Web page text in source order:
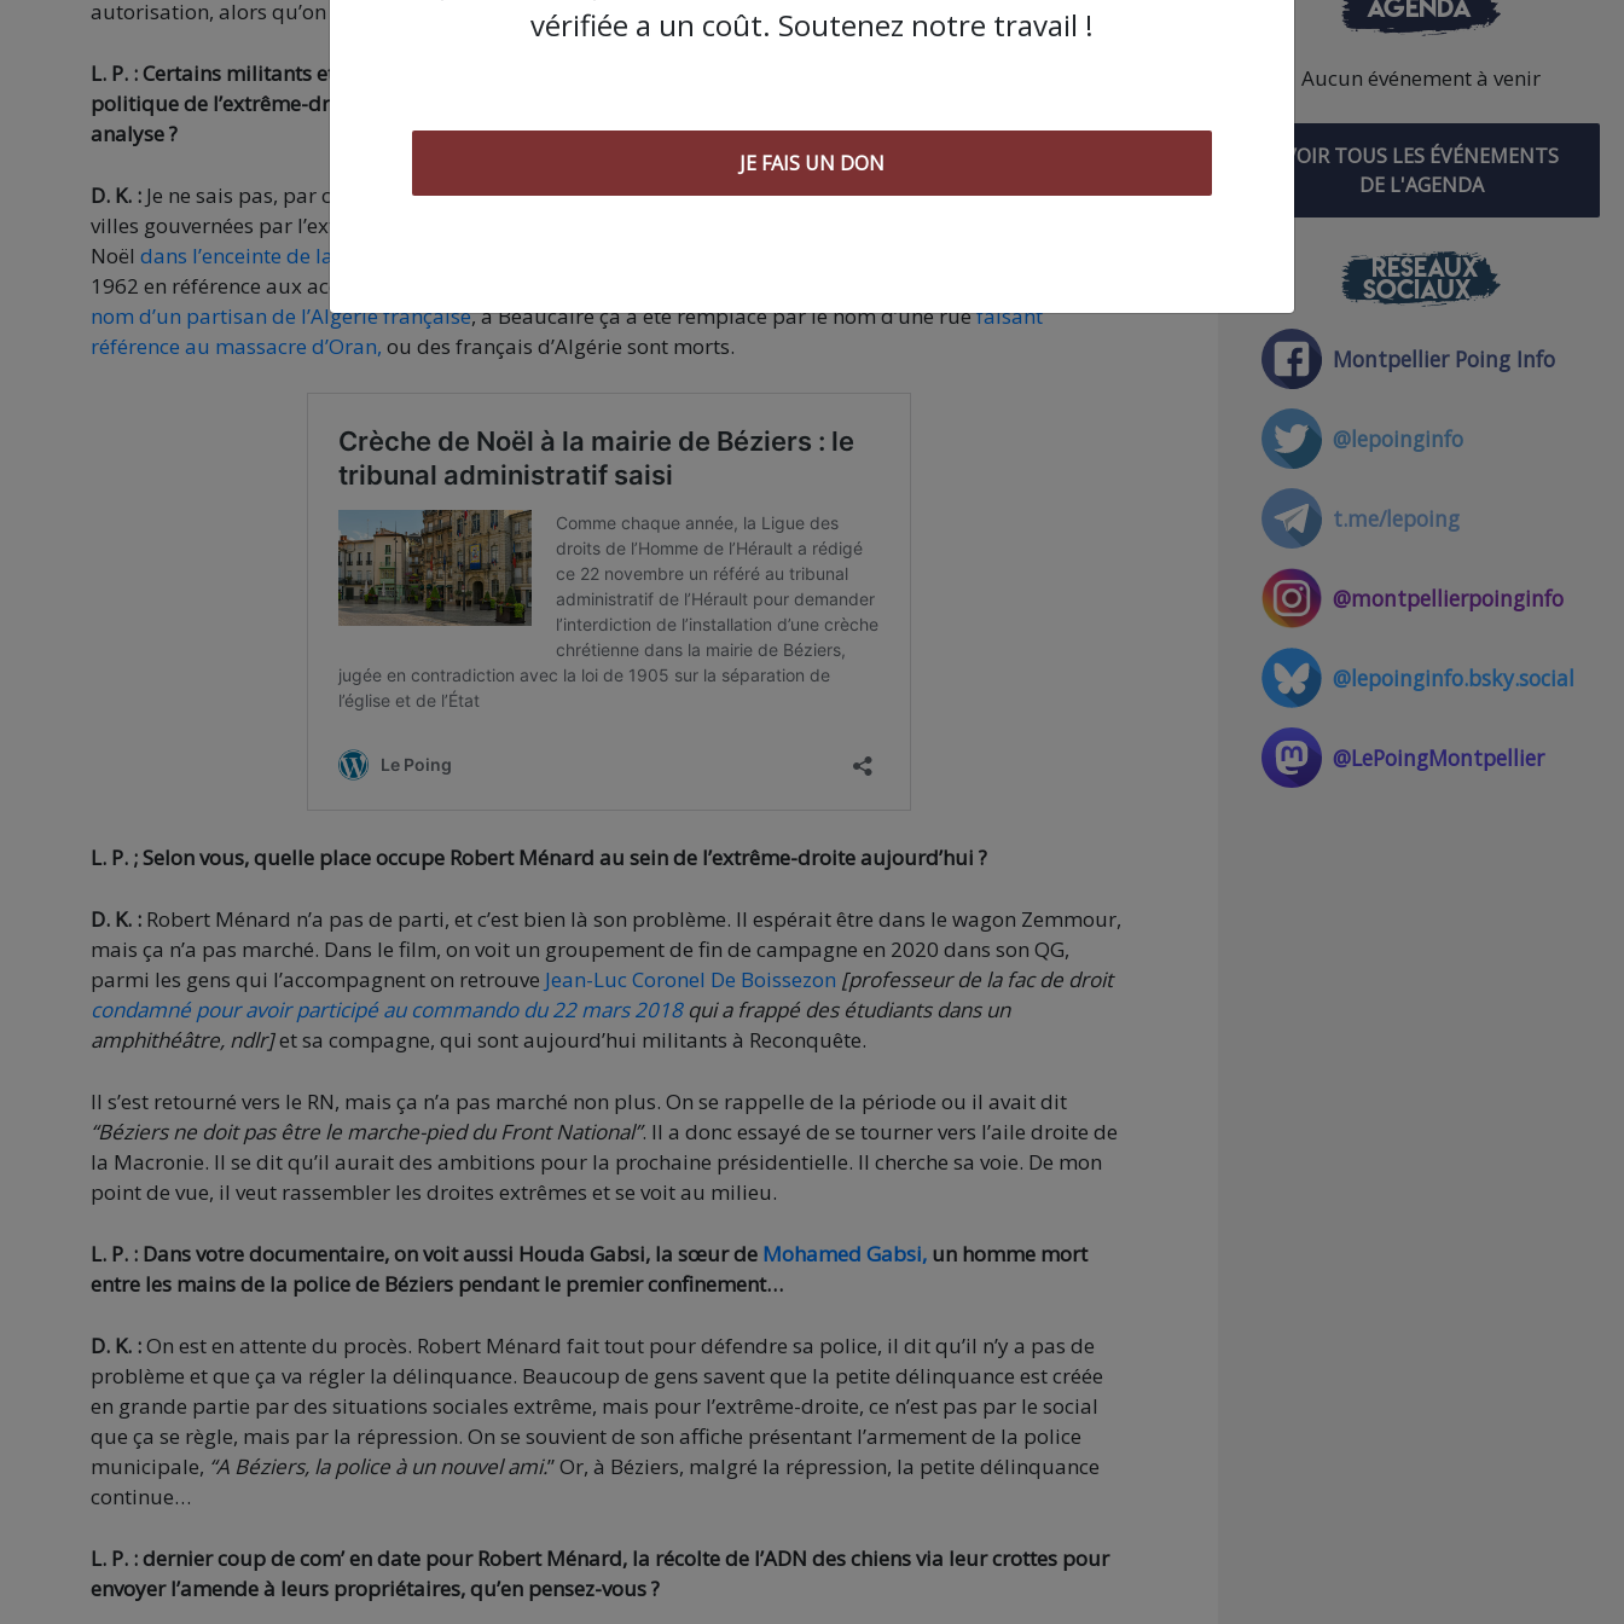
autorisation, alors qu’on a pas besoin d’autorisation pour filmer dans l’espace public.
L. P. : Certains militants et observateurs parlent de Béziers comme un laboratoire d’expérimentation
politique de l’extrême-droite en vue d’une éventuelle arrivée au pouvoir en 2027. Que pensez-vous de cette
analyse ?
D. K. : Je ne sais pas, par contre on s’aperçoit que ce qu’il se passe à Béziers se retrouve aussi dans d’autres
villes gouvernées par l’extrême-droite comme Perpignan ou
Noël dans l’enceinte de la mairie
1962 en référence aux accords d’Evian marquant la fin de la guerre d’Algérie. Ménard l’a remplacé par
nom d’un partisan de l’Algérie française, à Beaucaire ça a été remplacé par le nom d’une ruefaisant
référence au massacre d’Oran, ou des français d’Algérie sont morts.
L. P. ; Selon vous, quelle place occupe Robert Ménard au sein de l’extrême-droite aujourd’hui ?
D. K. : Robert Ménard n’a pas de parti, et c’est bien là son problème. Il espérait être dans le wagon Zemmour,
mais ça n’a pas marché. Dans le film, on voit un groupement de fin de campagne en 2020 dans son QG,
parmi les gens qui l’accompagnent on retrouve Jean-Luc Coronel De Boissezon [professeur de la fac de droit
condamné pour avoir participé au commando du 22 mars 2018qui a frappé des étudiants dans un
amphithéâtre, ndlr]et sa compagne, qui sont aujourd’hui militants à Reconquête.
Il s’est retourné vers le RN, mais ça n’a pas marché non plus. On se rappelle de la période ou il avait dit
“Béziers ne doit pas être le marche-pied du Front National”. Il a donc essayé de se tourner vers l’aile droite de
la Macronie. Il se dit qu’il aurait des ambitions pour la prochaine présidentielle. Il cherche sa voie. De mon
point de vue, il veut rassembler les droites extrêmes et se voit au milieu.
L. P. : Dans votre documentaire, on voit aussi Houda Gabsi, la sœur de Mohamed Gabsi, un homme mort
entre les mains de la police de Béziers pendant le premier confinement…
D. K. :On est en attente du procès. Robert Ménard fait tout pour défendre sa police, il dit qu’il n’y a pas de
problème et que ça va régler la délinquance. Beaucoup de gens savent que la petite délinquance est créée
en grande partie par des situations sociales extrême, mais pour l’extrême-droite, ce n’est pas par le social
que ça se règle, mais par la répression. On se souvient de son affiche présentant l’armement de la police
municipale, “A Béziers, la police à un nouvel ami.” Or, à Béziers, malgré la répression, la petite délinquance
continue…
L. P. : dernier coup de com’ en date pour Robert Ménard, la récolte de l’ADN des chiens via leur crottes pour
envoyer l’amende à leurs propriétaires, qu’en pensez-vous ?
Aucun événement à venir
VOIR TOUS LES ÉVÉNEMENTS
DE L'AGENDA
RÉSEAUX
SOCIAUX
Montpellier Poing Info
@lepoinginfo
t.me/lepoing
@montpellierpoinginfo
@lepoinginfo.bsky.social
@LePoingMontpellier
vérifiée a un coût. Soutenez notre travail !
JE FAIS UN DON